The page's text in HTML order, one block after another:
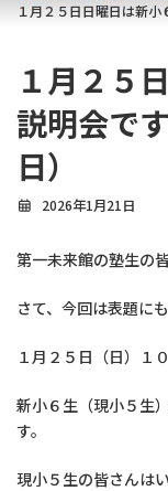
１月２５日日曜日は新小
１月２５
説明会で
日）
2026年1月21日
第一未来館の塾生の
さて、今回は表題に
１月２５日（日）１
新小６生（現小５生
す。
現小５生の皆さんは